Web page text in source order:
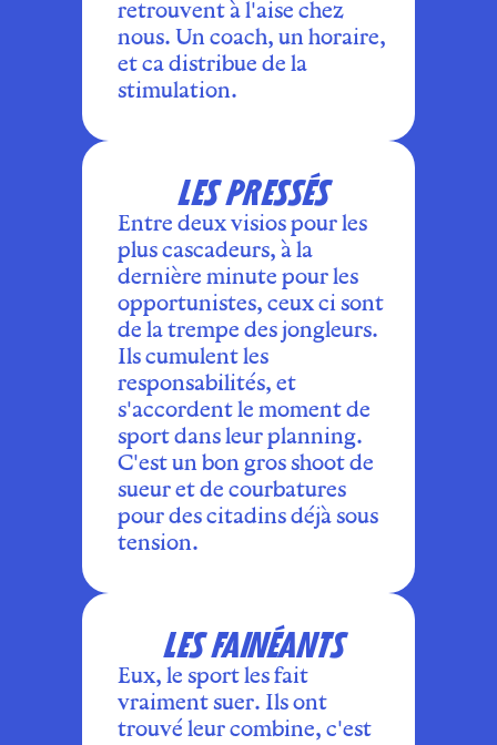
retrouvent à l'aise chez
nous. Un coach, un horaire,
et ca distribue de la
stimulation.
LES PRESSÉS
Entre deux visios pour les
plus cascadeurs, à la
dernière minute pour les
opportunistes, ceux ci sont
de la trempe des jongleurs.
Ils cumulent les
responsabilités, et
s'accordent le moment de
sport dans leur planning.
C'est un bon gros shoot de
sueur et de courbatures
pour des citadins déjà sous
tension.
LES FAINÉANTS
Eux, le sport les fait
vraiment suer. Ils ont
trouvé leur combine, c'est